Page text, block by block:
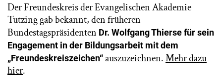
Der Freundeskreis der Evangelischen Akademie
Tutzing gab bekannt, den früheren
Bundestagspräsidenten Dr. Wolfgang Thierse für sein
Engagement in der Bildungsarbeit mit dem
„Freundeskreiszeichen“auszuzeichnen.Mehr dazu
hier.